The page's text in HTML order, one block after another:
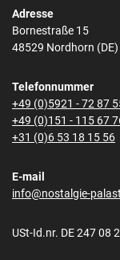
Adresse
Bornestraße 15
48529 Nordhorn (DE)
Telefonnummer
+49 (0)5921 - 72 87
+49 (0)151 - 115 67
+31 (0)6 53 18 15 56
E-mail
info@nostalgie-
USt-Id.nr. DE 247 08